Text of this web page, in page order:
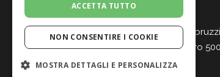
Giordano Vini S.p.A. Viale
- Cap. Soc. Euro
ACCETTA TUTTO
NON CONSENTIRE I COOKIE
MOSTRA DETTAGLI E PERSONALIZZA